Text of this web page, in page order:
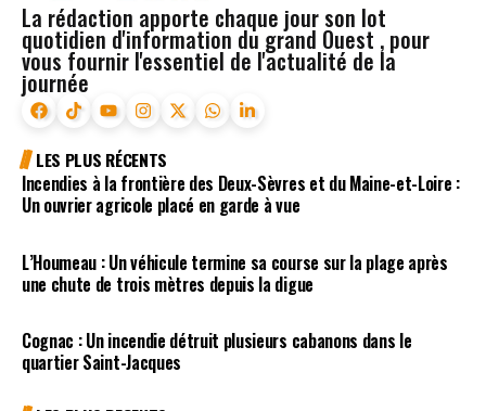
La rédaction apporte chaque jour son lot
quotidien d'information du grand Ouest , pour
vous fournir l'essentiel de l'actualité de la
journée
LES PLUS RÉCENTS
Incendies à la frontière des Deux-Sèvres et du Maine-et-Loire :
Un ouvrier agricole placé en garde à vue
L’Houmeau : Un véhicule termine sa course sur la plage après
une chute de trois mètres depuis la digue
Cognac : Un incendie détruit plusieurs cabanons dans le
quartier Saint-Jacques